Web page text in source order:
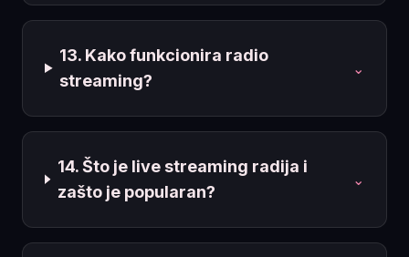
13. Kako funkcionira radio
streaming?
⌄
14. Što je live streaming radija i
zašto je popularan?
⌄